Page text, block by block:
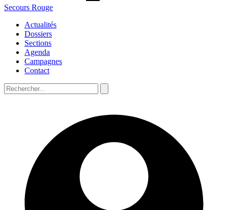
Secours Rouge
Actualités
Dossiers
Sections
Agenda
Campagnes
Contact